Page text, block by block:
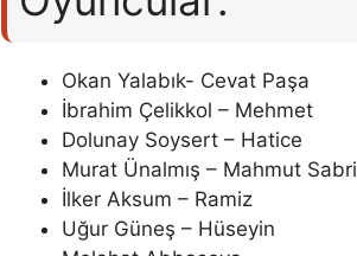
Okan Yalabık- Cevat Paşa
İbrahim Çelikkol – Mehmet
Dolunay Soysert – Hatice
Murat Ünalmış – Mahmut Sabri
İlker Aksum – Ramiz
Uğur Güneş – Hüseyin